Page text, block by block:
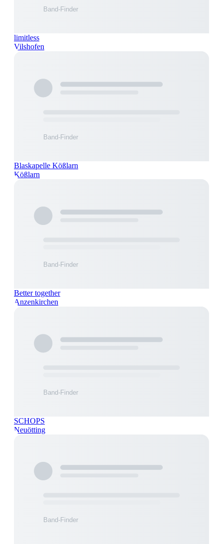
limitless
Vilshofen
Blaskapelle Kößlarn
Kößlarn
Better together
Anzenkirchen
SCHOPS
Neuötting